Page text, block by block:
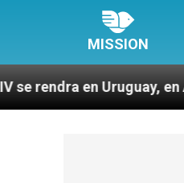
MISSION
Uruguay, en Argentine et